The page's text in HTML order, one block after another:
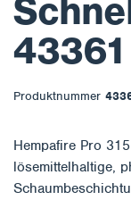
43361
Produktnummer
Hempafire Pro
lösemittelhaltige,